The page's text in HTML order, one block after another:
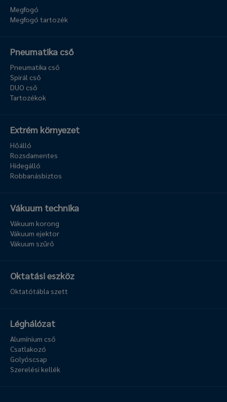
Megfogó
Megfogó tartozék
Pneumatika cső
Pneumatika cső
Spirál cső
DUO cső
Tartozékok
Extrém környezet
Hőálló
Rozsdamentes
Hidegálló
Robbanásbiztos
Vákuum technika
Vákuum korong
Vákuum ejektor
Vákuum szűrő
Oktatási eszköz
Oktatótábla szett
Léghálózat
Alumínium cső
Csatlakozó
Golyóscsap
Szerelési kellék